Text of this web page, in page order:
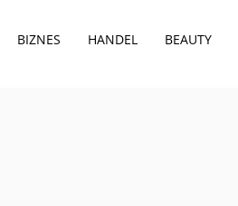
BIZNES HANDEL BEAUTY